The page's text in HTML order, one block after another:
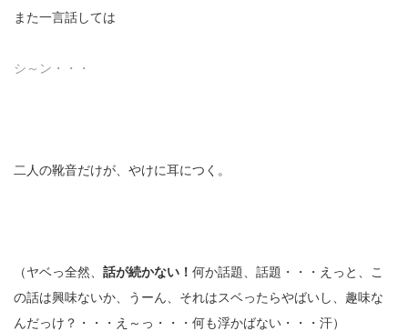
また一言話しては
シ～ン・・・
二人の靴音だけが、やけに耳につく。
（ヤベっ全然、 話が続かない！ 何か話題、話題・・・えっと、こ
の話は興味ないか、うーん、それはスベったらやばいし、趣味な
んだっけ？・・・え～っ・・・何も浮かばない・・・汗）